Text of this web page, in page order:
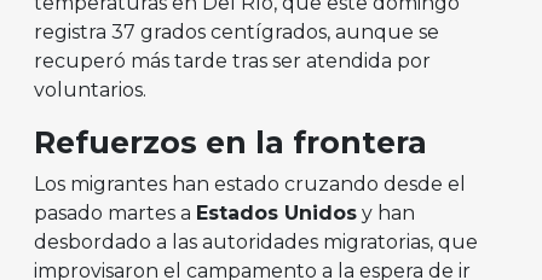
registra 37 grados centígrados, aunque se
recuperó más tarde tras ser atendida por
voluntarios.
Refuerzos en la frontera
Los migrantes han estado cruzando desde el
pasado martes a Estados Unidos y han
desbordado a las autoridades migratorias, que
improvisaron el campamento a la espera de ir